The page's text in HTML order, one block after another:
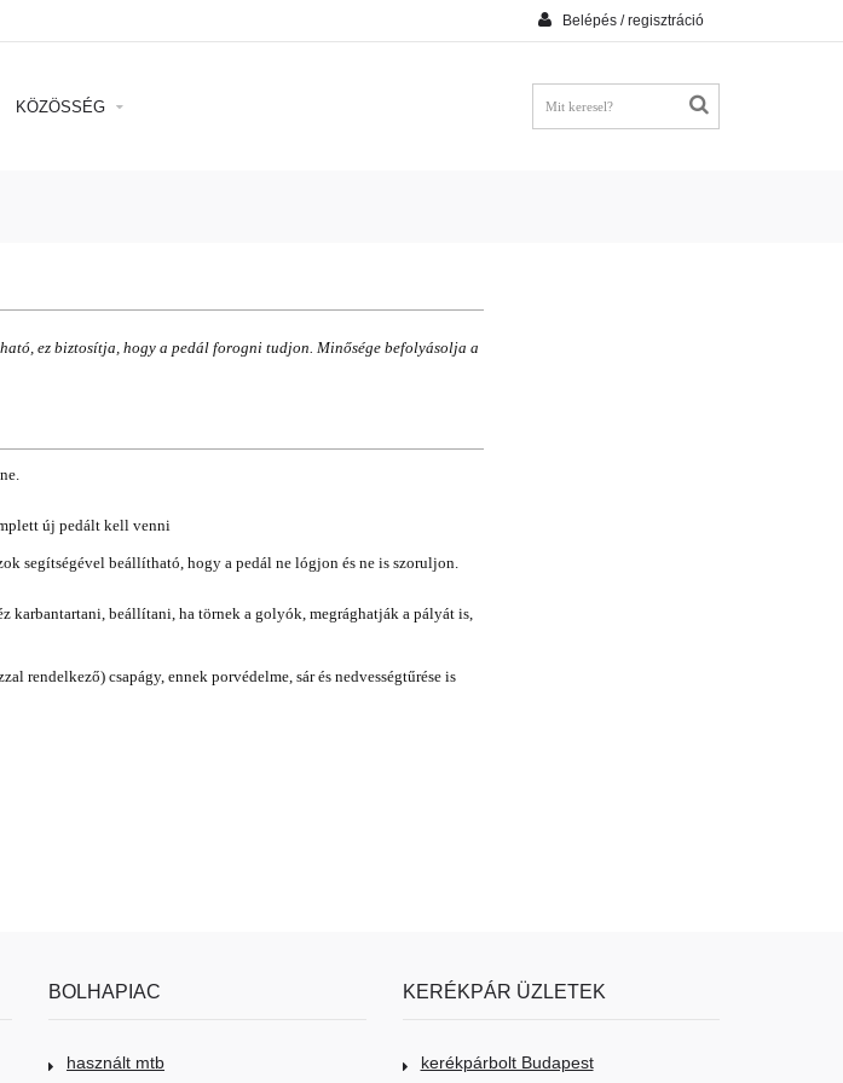
Belépés / regisztráció
KÖZÖSSÉG
ez biztosítja, hogy a pedál forogni tudjon. Minősége befolyásolja a
új pedált kell venni
segítségével beállítható, hogy a pedál ne lógjon és ne is szoruljon.
karbantartani, beállítani, ha törnek a golyók, megrághatják a pályát is,
rendelkező) csapágy, ennek porvédelme, sár és nedvességtűrése is
BOLHAPIAC
használt mtb
KERÉKPÁR ÜZLETEK
kerékpárbolt Budapest